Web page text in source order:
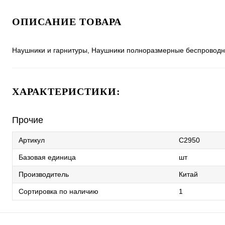
ОПИСАНИЕ ТОВАРА
Наушники и гарнитуры, Наушники полноразмерные
ХАРАКТЕРИСТИКИ:
Прочие
Артикул C2950
Базовая единица шт
Производитель Китай
Сортировка по наличию 1